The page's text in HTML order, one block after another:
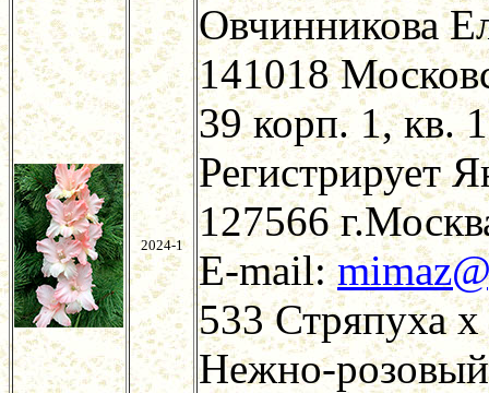
2024-1
Овчинникова
141018
39 корп. 1, кв.
Регистрирует
127566
E-mail:
533 Стряпуха
Нежно-